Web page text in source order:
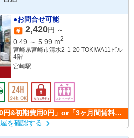
●お問合せ可能
2,420円 ～
0.49 ～ 5.99 m2
宮崎県宮崎市清水2-1-20 TOKIWA11ビル
4階
宮崎駅
を確認する